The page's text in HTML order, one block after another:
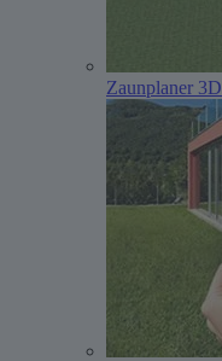
Zaunplaner 3D